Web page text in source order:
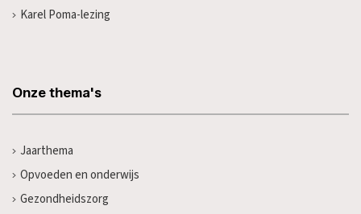
Karel Poma-lezing
Onze thema's
Jaarthema
Opvoeden en onderwijs
Gezondheidszorg